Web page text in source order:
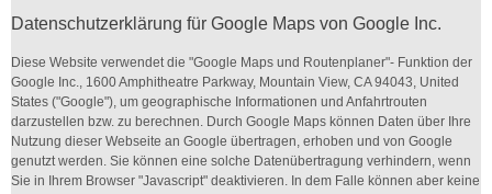
Datenschutzerklärung für Google Maps von Google Inc.
Diese Website verwendet die "Google Maps und Routenplaner"- Funktion der
Google Inc., 1600 Amphitheatre Parkway, Mountain View, CA 94043, United
States ("Google"), um geographische Informationen und Anfahrtrouten
darzustellen bzw. zu berechnen. Durch Google Maps können Daten über Ihre
Nutzung dieser Webseite an Google übertragen, erhoben und von Google
genutzt werden. Sie können eine solche Datenübertragung verhindern, wenn
Sie in Ihrem Browser "Javascript" deaktivieren. In dem Falle können aber keine